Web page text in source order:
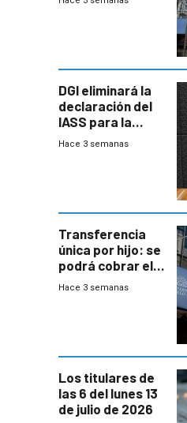
DGI eliminará la
declaración del
IASS para la
mayoría de los
Hace 3 semanas
Transferencia
única por hijo: se
podrá cobrar el
100% en efectivo
Hace 3 semanas
Los titulares de
las 6 del lunes 13
de julio de 2026